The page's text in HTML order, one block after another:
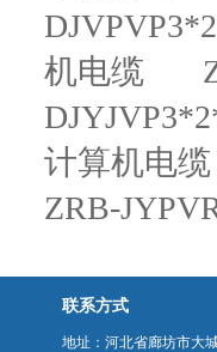
机电缆
计算机电缆
ZRB-
联系方式
地址：河北省廊坊市大